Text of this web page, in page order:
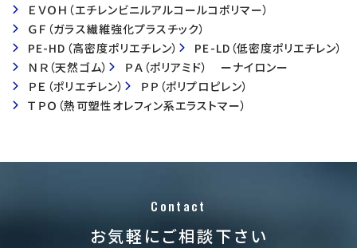
ＥＶＯＨ（エチレンビニルアルコールコポリマー）
ＧＦ（ガラス繊維強化プラスチック）
PE-HD（高密度ポリエチレン）
PE-LD（低密度ポリエチレン）
ＮＲ（天然ゴム）
ＰＡ（ポリアミド） ーナイロンー
ＰＥ（ポリエチレン）
ＰＰ（ポリプロピレン）
ＴＰＯ（熱可塑性オレフィン系エラストマー）
Contact
お気軽にご相談下さい